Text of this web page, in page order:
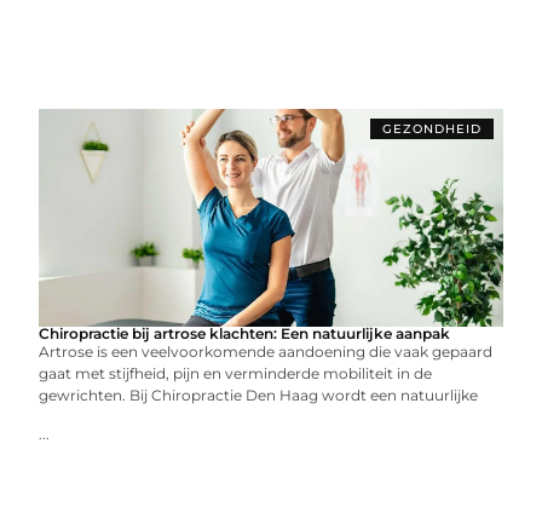
GEZONDHEID
Chiropractie bij artrose klachten: Een natuurlijke aanpak
Artrose is een veelvoorkomende aandoening die vaak gepaard
gaat met stijfheid, pijn en verminderde mobiliteit in de
gewrichten. Bij Chiropractie Den Haag wordt een natuurlijke
...